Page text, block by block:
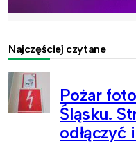
Najczęściej czytane
Pożar
Śląsku.
odłączyć